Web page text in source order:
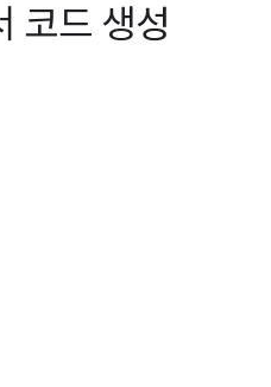
코드 생성